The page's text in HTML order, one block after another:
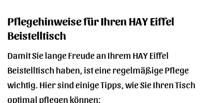
Pflegehinweise für Ihren HAY Eiffel
Beistelltisch
Damit Sie lange Freude an Ihrem HAY Eiffel
Beistelltisch haben, ist eine regelmäßige Pflege
wichtig. Hier sind einige Tipps, wie Sie Ihren Tisch
optimal pflegen können: